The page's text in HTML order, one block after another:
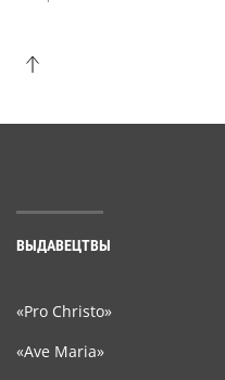
ВЫДАВЕЦТВЫ
«Pro Christo»
«Ave Maria»